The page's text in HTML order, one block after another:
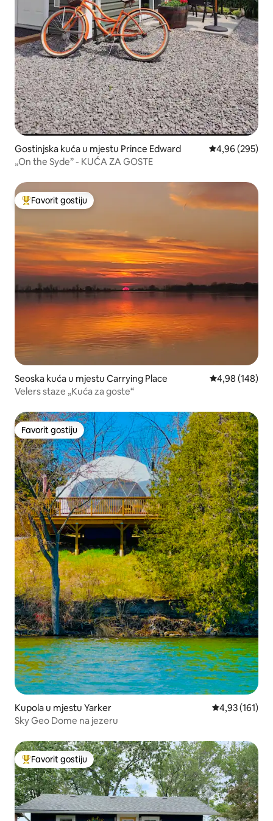
Gostinjska kuća u mjestu Prince Edward prosječna
4,96 (295)
„On the Syde” - KUĆA ZA GOSTE
Glavni favorit gostiju
Favorit gostiju
Seoska kuća u mjestu Carrying Place prosječna
4,98 (148)
Velers staze „Kuća za goste“
Favorit gostiju
Favorit gostiju
Kupola u mjestu Yarker prosječna
4,93 (161)
Sky Geo Dome na jezeru
Glavni favorit gostiju
Favorit gostiju